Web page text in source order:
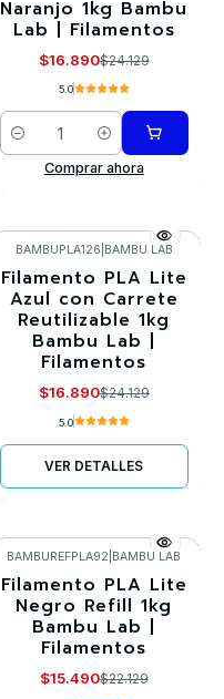
Naranjo 1kg Bambu
Lab | Filamentos
$16.890$24.129
5.0
Cantidad
Comprar ahora
-30%
Agotado
BAMBUPLA126 BAMBU LAB
Filamento PLA Lite
Azul con Carrete
Reutilizable 1kg
Bambu Lab |
Filamentos
$16.890$24.129
5.0
VER DETALLES
-30%
BAMBUREFPLA92 BAMBU LAB
Filamento PLA Lite
Negro Refill 1kg
Bambu Lab |
Filamentos
$15.490$22.129